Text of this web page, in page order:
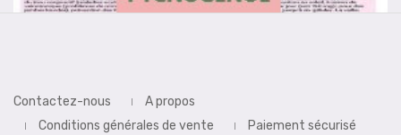
Contactez-nous
A propos
Conditions générales de vente
Paiement sécurisé